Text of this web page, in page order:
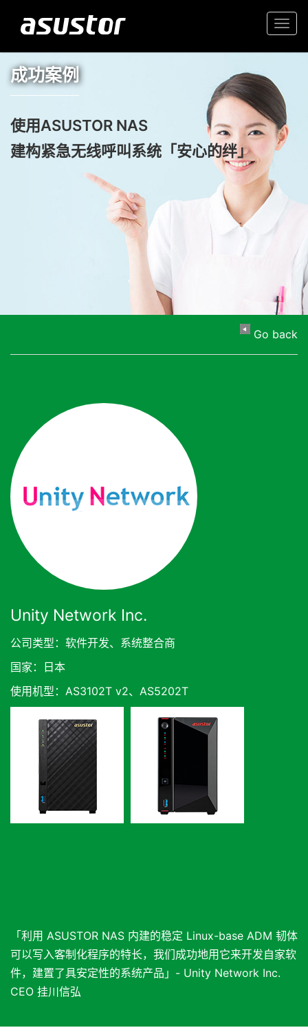
成功案例
使用ASUSTOR NAS
建构紧急无线呼叫系统「安心的绊」
Go back
Unity Network Inc.
公司类型：软件开发、系统整合商
国家：日本
使用机型：AS3102T v2、AS5202T
「利用 ASUSTOR NAS 内建的稳定 Linux-base ADM 韧体
可以写入客制化程序的特长，我们成功地用它来开发自家软
件，建置了具安定性的系统产品」- Unity Network Inc.
CEO 挂川信弘